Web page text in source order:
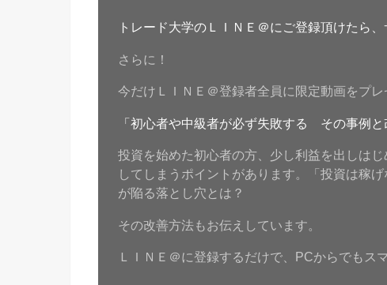
トレード大学のＬＩＮＥ＠にご登録頂けたら
さらに！
今だけＬＩＮＥ＠登録者全員に限定動画をプレ
「初心者や中級者が必ず失敗する その事例と
投資を始めた初心者の方、少し利益を出しは
してしまうポイントがあります。「投資は稼
が陥る落とし穴とは？
その改善方法もお伝えしています。
ＬＩＮＥ＠に登録するだけで、PCからでもス